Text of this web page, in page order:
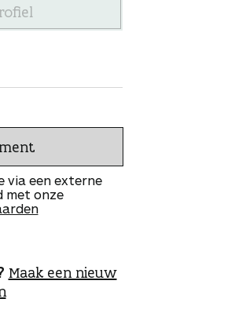
via een externe
met onze
Maak een nieuw